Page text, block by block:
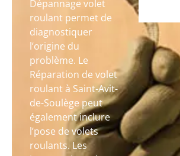
Dépannage volet
roulant permet de
diagnostiquer
l’origine du
problème. Le
Réparation de volet
roulant à Saint-Avit-
de-Soulège peut
également inclure
l’pose de volets
roulants. Les